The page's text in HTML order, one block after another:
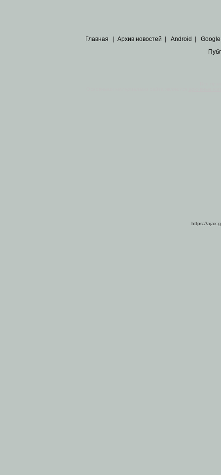
Главная | Архив новостей | Android | Google
https://